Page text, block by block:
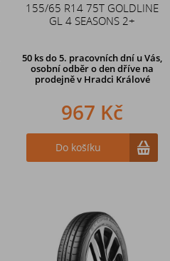
155/65 R14 75T GOLDLINE
GL 4 SEASONS 2+
50 ksdo 5. pracovních dní u Vás,
osobní odběr o den dříve na
prodejněv Hradci Králové
967 Kč
Do košíku